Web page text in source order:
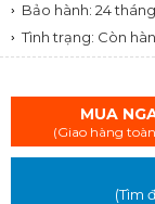
Bảo hành: 24 tháng
Tình trạng: Còn
MUA
(Giao hàng
(Tìm